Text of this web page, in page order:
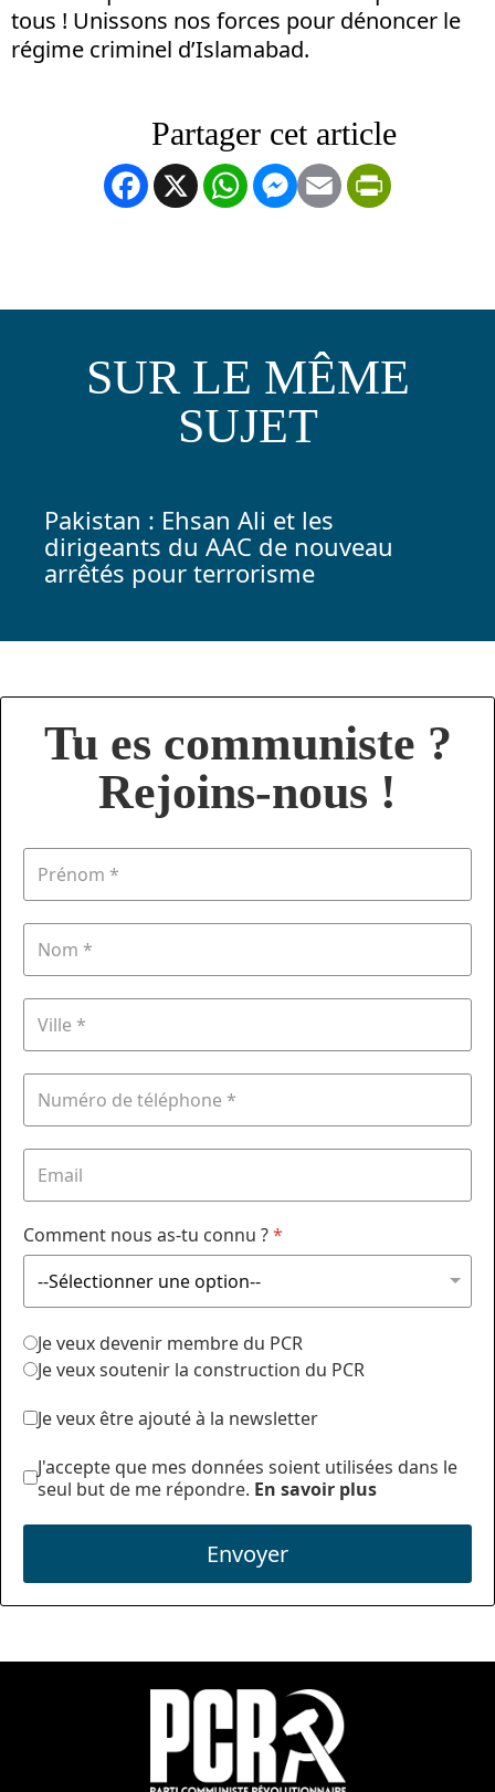
tous ! Unissons nos forces pour dénoncer le
régime criminel d’Islamabad.
Facebook
X WhatsApp
Messenger
Email
SUR LE MÊME
SUJET
Pakistan : Ehsan Ali et les
dirigeants du AAC de nouveau
arrêtés pour terrorisme
Tu es communiste ?
Rejoins-nous !
Comment nous as-tu connu ?*
Je veux devenir membre du PCR
Je veux soutenir la construction du PCR
Je veux être ajouté à la newsletter
J'accepte que mes données soient utilisées dans le
seul but de me répondre. En savoir plus
Envoyer